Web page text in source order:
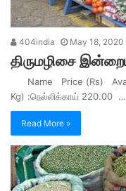
404india May 18, 2020
திருமழிசை
Name Price (Rs)
Kg) :நெல்லிக்காய் 220.00 …
Read More »